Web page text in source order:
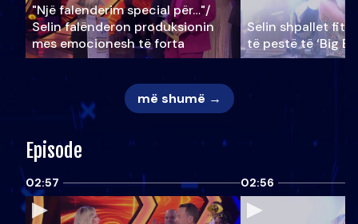
"Një falenderim special për…"/
Selin falënderon produksionin
mes emocionesh të forta
Selin shpallet
të pestë të ‘Big
më shumë →
Episode
02:57 02:56